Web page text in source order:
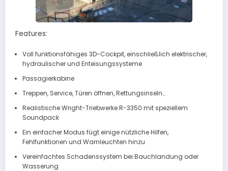
Features:
Voll funktionsfähiges 3D-Cockpit, einschließlich elektrischer,
hydraulischer und Enteisungssysteme
Passagierkabine
Treppen, Service, Türen öffnen, Rettungsinseln…
Realistische Wright-Triebwerke R-3350 mit speziellem
Soundpack
Ein einfacher Modus fügt einige nützliche Hilfen,
Fehlfunktionen und Warnleuchten hinzu
Vereinfachtes Schadenssystem bei Bauchlandung oder
Wasserung